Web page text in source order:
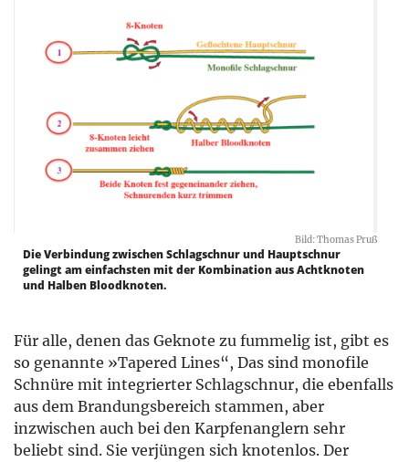
Bild: Thomas Pruß
Die Verbindung zwischen Schlagschnur und Hauptschnur
gelingt am einfachsten mit der Kombination aus Achtknoten
und Halben Bloodknoten.
Für alle, denen das Geknote zu fummelig ist, gibt es
so genannte »Tapered Lines“, Das sind monofile
Schnüre mit integrierter Schlagschnur, die ebenfalls
aus dem Brandungsbereich stammen, aber
inzwischen auch bei den Karpfenanglern sehr
beliebt sind. Sie verjüngen sich knotenlos. Der